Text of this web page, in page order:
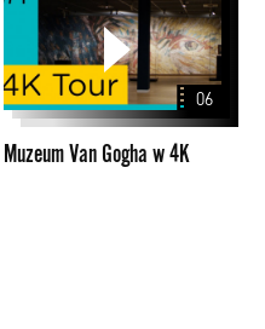
w
4K
06
Muzeum Van Gogha w 4K